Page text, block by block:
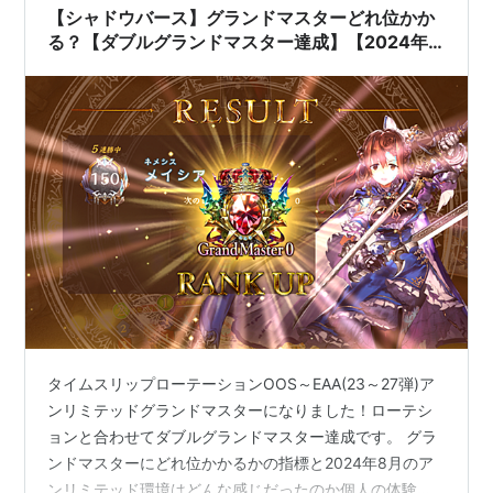
り読書が進むというのも実感したことでした。 しかし、
目は疲れるのだろうなーとは感じたことではあ…
【シャドウバース】グランドマスターどれ位かか
る？【ダブルグランドマスター達成】【2024年8
タイムスリップローテーションOOS～EAA(23～27弾)ア
ンリミテッドグランドマスターになりました！ローテシ
ョンと合わせてダブルグランドマスター達成です。 グラ
ンドマスターにどれ位かかるかの指標と2024年8月のア
ンリミテッド環境はどんな感じだったのか個人の体験を